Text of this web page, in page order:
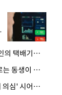
· 엘베 문 열리자 지팡이 '퍽'…노인의 택배기사 폭행 이유
· "20년 병수발했는데 얼굴도 모르는 동생이 유산 절반을"…배다른 형제 상속권 있을까
· 냄비 태우고 욕실 물바다…'치매 의심' 시어머니 검사 권유했다가 '날벼락'